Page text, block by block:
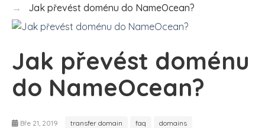
Jak převést doménu do NameOcean?
Jak převést doménu
do NameOcean?
Bře 21, 2019 transfer domain faq domains